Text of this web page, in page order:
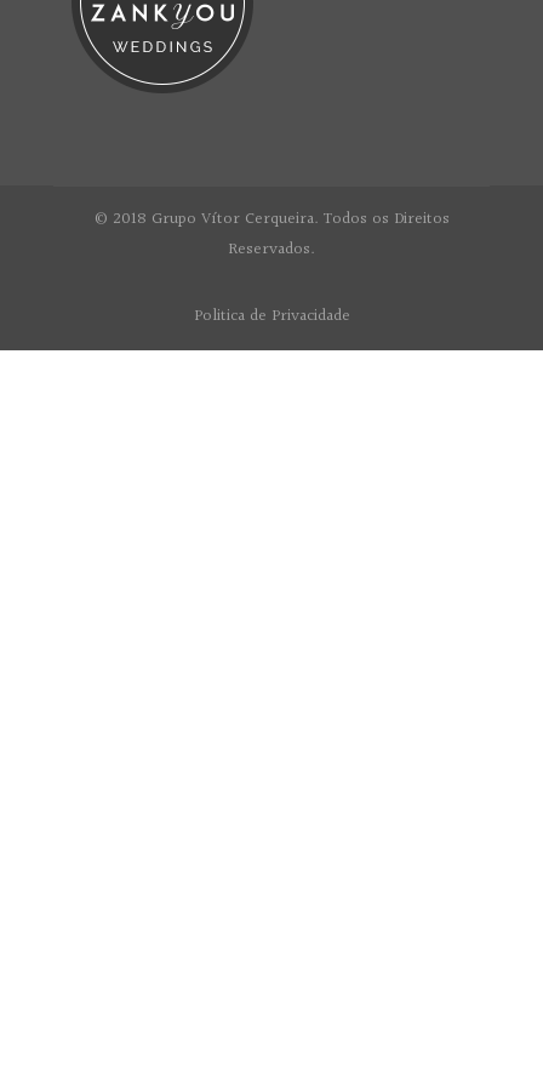
© 2018 Grupo Vítor Cerqueira. Todos os Direitos
Reservados.
Politica de Privacidade